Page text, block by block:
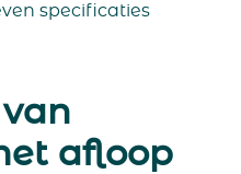
specificaties
afloop